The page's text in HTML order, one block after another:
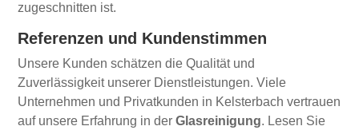
zugeschnitten ist.
Referenzen und Kundenstimmen
Unsere Kunden schätzen die Qualität und
Zuverlässigkeit unserer Dienstleistungen. Viele
Unternehmen und Privatkunden in Kelsterbach vertrauen
auf unsere Erfahrung in derGlasreinigung. Lesen Sie